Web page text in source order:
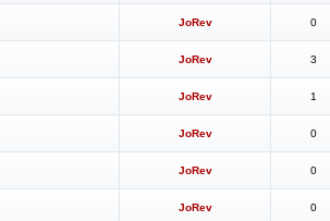
JoRev 0
JoRev 3
JoRev 1
JoRev 0
JoRev 0
JoRev 0